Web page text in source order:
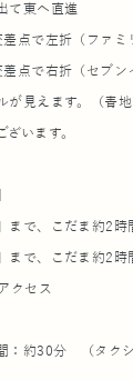
て東へ直進
点で左折（ファミ
点で右折（セブン
が見えます。（青地
います。
まで、こだま約2
まで、こだま約2
クセス
：約30分 （タク